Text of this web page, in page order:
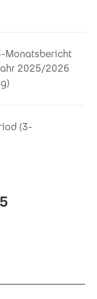
Monatsbericht
2025/2026
(3-